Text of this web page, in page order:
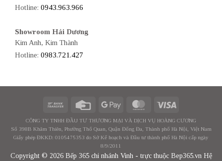
Hotline: 0943.963.966
Showroom Hải Dương
Kim Anh, Kim Thành
Hotline: 0983.721.427
CÔNG TY TNHH ĐẦU TƯ THƯƠNG MẠI VÀ DỊCH VỤ HOÀNG CƯƠNG
Số 398B Khâm Thiên, Phường Thổ Quan, Quận Đống Đa, Thành phố Hà Nội, Việt Nam
Giấy phép ĐKKD: 0105475353 do Sở Kế hoạch và Đầu tư thành phố Hà Nội cấp ngày
8/9/2011
Copyright © 2026 Bếp 365 chi nhánh Vinh - trực thuộc Bep365.vn Hệ